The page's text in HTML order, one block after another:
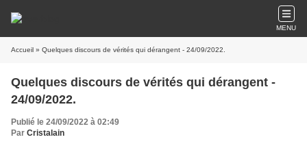
MENU
Accueil » Quelques discours de vérités qui dérangent - 24/09/2022.
Quelques discours de vérités qui dérangent -
24/09/2022.
Publié le 24/09/2022 à 02:49
Par Cristalain